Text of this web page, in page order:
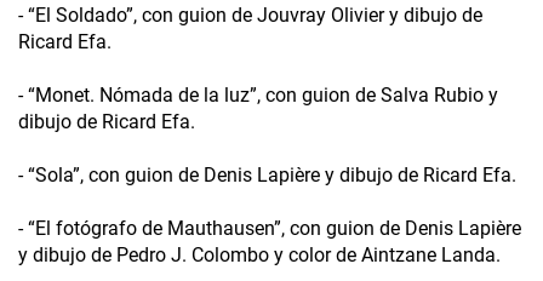
- “El Soldado”, con guion de Jouvray Olivier y dibujo de
Ricard Efa.
- “Monet. Nómada de la luz”, con guion de Salva Rubio y
dibujo de Ricard Efa.
- “Sola”, con guion de Denis Lapière y dibujo de Ricard Efa.
- “El fotógrafo de Mauthausen”, con guion de Denis Lapière
y dibujo de Pedro J. Colombo y color de Aintzane Landa.